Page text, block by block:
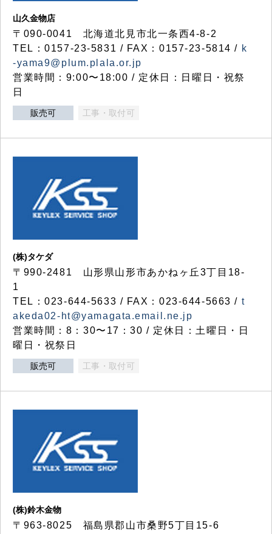
山久金物店
〒090-0041 北海道北見市北一条西4-8-2
TEL：0157-23-5831 / FAX：0157-23-5814 / k
-yama9@plum.plala.or.jp
営業時間：9:00〜18:00 / 定休日：日曜日・祝祭
日
販売可 工事・取付可
(株)タケダ
〒990-2481 山形県山形市あかねヶ丘3丁目18-
1
TEL：023-644-5633 / FAX：023-644-5663 / t
akeda02-ht@yamagata.email.ne.jp
営業時間：8：30〜17：30 / 定休日：土曜日・日
曜日・祝祭日
販売可 工事・取付可
(株)鈴木金物
〒963-8025 福島県郡山市桑野5丁目15-6